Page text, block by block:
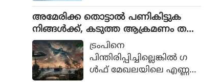
ഗോഡ് ജില്ലകളിൽ ഇന്ന്
റെഡ് അലർട്ട്. അതിതീവ്ര
മായ മഴയ്ക്കുള്ള സാധ്യത
യാണ് പ്രവചിച്ചിരിക്കുന്ന
ത്. പത്തനംതിട്ട, കോട്ടയം,
ഇടുക്കി, മലപ്പുറം ജില്ലക
അമേരിക്ക തൊട്ടാൽ പണികിട്ടുക
നിങ്ങൾക്ക്, കടുത്ത ആക്രമണം ത
ന്നെ നടത്തും, ഗൾഫ് രാജ്യങ്ങൾക്ക് ഇ
റാൻ്റെ മുന്നറിയിപ്പ്
ട്രംപിനെ
പിന്തിരിപ്പിച്ചില്ലെങ്കില്‍ ഗ
ള്‍ഫ് മേഖലയിലെ എണ്ണ